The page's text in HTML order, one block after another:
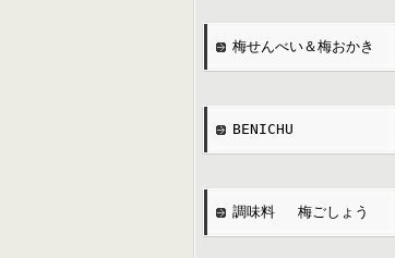
梅せんべい＆梅おかき
BENICHU
調味料 梅ごしょう